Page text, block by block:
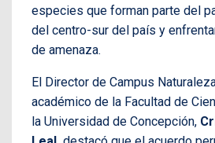
especies que forman parte del
del centro-sur del país y
de amenaza.
El Director de Campus
académico de la Facultad de
la Universidad de Concepción,